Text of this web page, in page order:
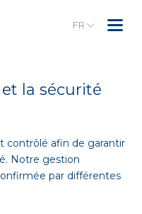
FR
la sécurité
contrôlé afin de garantir
Notre gestion
par différentes